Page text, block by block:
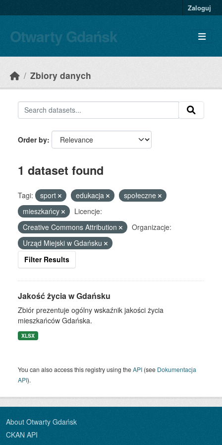
Zaloguj
Otwarty Gdańsk
Zbiory danych
Order by
1 dataset found
Tagi: sport edukacja
społeczne
mieszkańcy
Licencje:
Creative Commons Attribution
Organizacje:
Urząd Miejski w Gdańsku
Filter Results
Jakość życia w Gdańsku
Zbiór prezentuje ogólny wskaźnik jakości życia
mieszkańców Gdańska.
XLSX
You can also access this registry using theAPI (see Dokumentacja
API).
About Otwarty Gdańsk
CKAN API